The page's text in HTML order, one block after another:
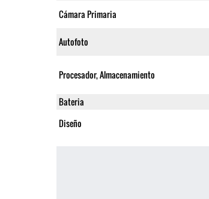
Cámara Primaria
Autofoto
Procesador, Almacenamiento
Bateria
Diseño